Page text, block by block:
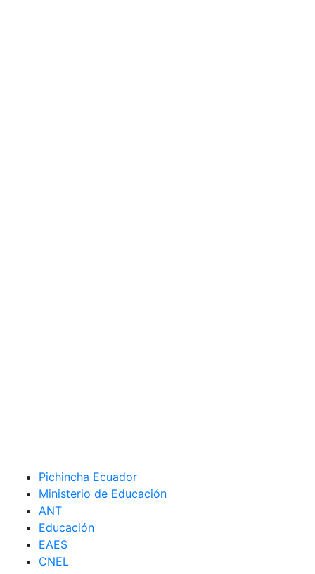
Pichincha Ecuador
Ministerio de Educación
ANT
Educación
EAES
CNEL